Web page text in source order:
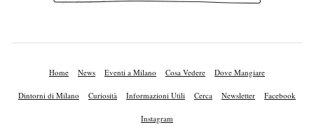
Home News Eventi a Milano Cosa Vedere Dove Mangiare
Dintorni di Milano Curiosità Informazioni Utili Cerca Newsletter Facebook
Instagram